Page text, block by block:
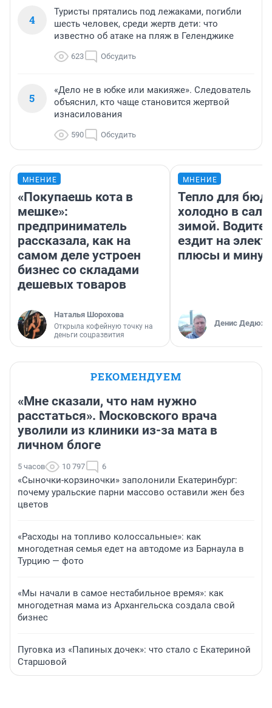
4
Туристы прятались под лежаками, погибли
шесть человек, среди жертв дети: что
известно об атаке на пляж в Геленджике
623 Обсудить
5
«Дело не в юбке или макияже». Следователь
объяснил, кто чаще становится жертвой
изнасилования
590 Обсудить
МНЕНИЕ
«Покупаешь кота в
мешке»:
предприниматель
рассказала, как на
самом деле устроен
бизнес со складами
дешевых товаров
Наталья Шорохова
Открыла кофейную точку на
деньги соцразвития
МНЕНИЕ
Тепло для
холодно в
зимой.
ездит на
плюсы и
Денис
РЕКОМЕНДУЕМ
«Мне сказали, что нам нужно
расстаться». Московского врача
уволили из клиники из-за мата в
личном блоге
5 часов 10 797 6
«Сыночки-корзиночки» заполонили Екатеринбург:
почему уральские парни массово оставили жен без
цветов
«Расходы на топливо колоссальные»: как
многодетная семья едет на автодоме из Барнаула в
Турцию — фото
«Мы начали в самое нестабильное время»: как
многодетная мама из Архангельска создала свой
бизнес
Пуговка из «Папиных дочек»: что стало с Екатериной
Старшовой